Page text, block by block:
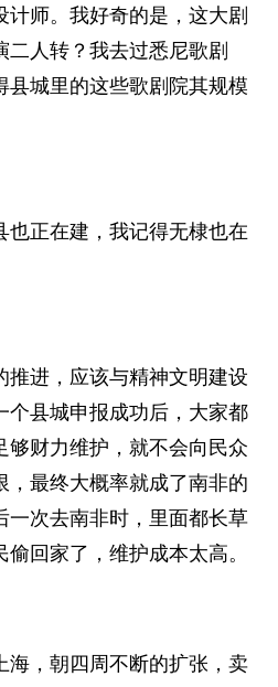
计师。我好奇的是，这大剧
二人转？我去过悉尼歌剧
县城里的这些歌剧院其规模
也正在建，我记得无棣也在
推进，应该与精神文明建设
个县城申报成功后，大家都
够财力维护，就不会向民众
，最终大概率就成了南非的
一次去南非时，里面都长草
回家了，维护成本太高。
海，朝四周不断的扩张，卖